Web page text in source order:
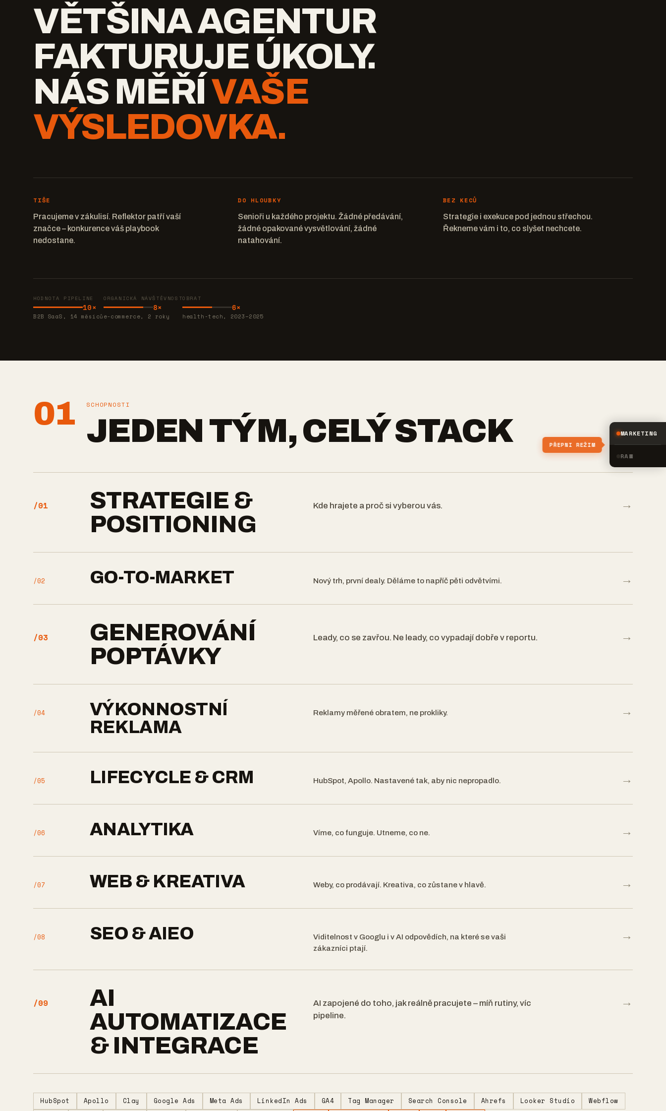
VĚTŠINA AGENTUR
FAKTURUJE ÚKOLY.
NÁS MĚŘÍVAŠE
VÝSLEDOVKA.
TIŠE
Pracujeme v zákulisí. Reflektor patří vaší
značce – konkurence váš playbook
nedostane.
DO HLOUBKY
Senioři u každého projektu. Žádné předávání,
žádné opakované vysvětlování, žádné
natahování.
BEZ KECŮ
Strategie i exekuce pod jednou střechou.
Řekneme vám i to, co slyšet nechcete.
HODNOTA PIPELINE
10×
B2B SaaS, 14 měsíců
ORGANICKÁ NÁVŠTĚVNOST
8×
e-commerce, 2 roky
OBRAT
6×
health-tech, 2023–2025
01 SCHOPNOSTI
JEDEN TÝM, CELÝ STACK
/01
STRATEGIE &
POSITIONING
Kde hrajete a proč si vyberou vás. →
/02 GO-TO-MARKET Nový trh, první dealy. Děláme to napříč pěti odvětvími. →
/03
GENEROVÁNÍ
POPTÁVKY
Leady, co se zavřou. Ne leady, co vypadají dobře v reportu. →
/04
VÝKONNOSTNÍ
REKLAMA
Reklamy měřené obratem, ne prokliky. →
/05 LIFECYCLE & CRM HubSpot, Apollo. Nastavené tak, aby nic nepropadlo. →
/06 ANALYTIKA Víme, co funguje. Utneme, co ne. →
/07 WEB & KREATIVA Weby, co prodávají. Kreativa, co zůstane v hlavě. →
/08 SEO & AIEO
Viditelnost v Googlu i v AI odpovědích, na které se vaši
zákazníci ptají.
→
/09
AI
AUTOMATIZACE
& INTEGRACE
AI zapojené do toho, jak reálně pracujete – míň rutiny, víc
pipeline.
→
HubSpot Apollo Clay Google Ads Meta Ads LinkedIn Ads GA4 Tag Manager Search Console Ahrefs Looker Studio Webflow
MARKETING
RAW
PŘEPNI REŽIM